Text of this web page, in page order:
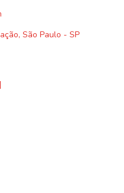
São Paulo - SP